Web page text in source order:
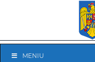
Navigation
MENIU